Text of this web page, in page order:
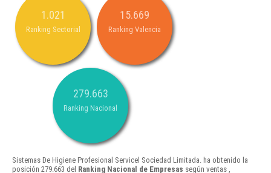
1.021
Ranking Sectorial
15.669
Ranking Valencia
279.663
Ranking Nacional
Sistemas De Higiene Profesional Servicel Sociedad Limitada. ha obtenido la
posición 279.663 del Ranking Nacional de Empresas según ventas ,